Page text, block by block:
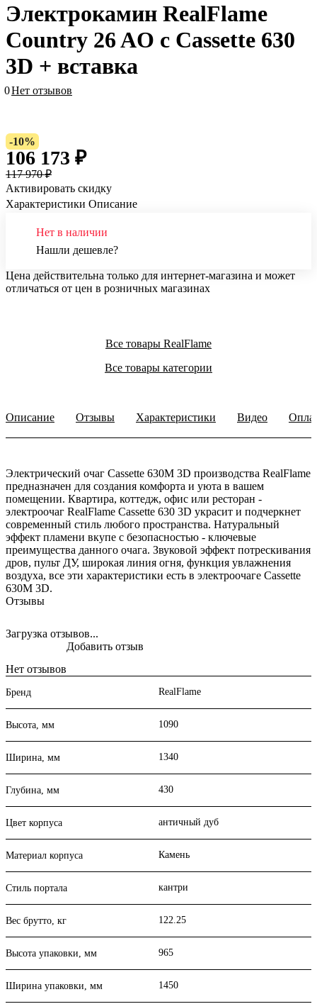
Электрокамин RealFlame
Country 26 AO с Cassette 630
3D + вставка
0Нет отзывов
-10%
106 173 ₽
117 970 ₽
Активировать скидку
Характеристики Описание
Нет в наличии
Нашли дешевле?
Цена действительна только для интернет-магазина и может
отличаться от цен в розничных магазинах
Все товары RealFlame
Все товары категории
Описание Отзывы Характеристики Видео
Электрический очаг Cassette 630M 3D производства RealFlame
предназначен для создания комфорта и уюта в вашем
помещении. Квартира, коттедж, офис или ресторан -
электроочаг RealFlame Cassette 630 3D украсит и подчеркнет
современный стиль любого пространства. Натуральный
эффект пламени вкупе с безопасностью - ключевые
преимущества данного очага. Звуковой эффект потрескивания
дров, пульт ДУ, широкая линия огня, функция увлажнения
воздуха, все эти характеристики есть в электроочаге Cassette
630M 3D.
Отзывы
Загрузка отзывов...
Нет отзывов
Добавить отзыв
Бренд RealFlame
Высота, мм 1090
Ширина, мм 1340
Глубина, мм 430
Цвет корпуса античный дуб
Материал корпуса Камень
Стиль портала кантри
Вес брутто, кг 122.25
Высота упаковки, мм 965
Ширина упаковки, мм 1450